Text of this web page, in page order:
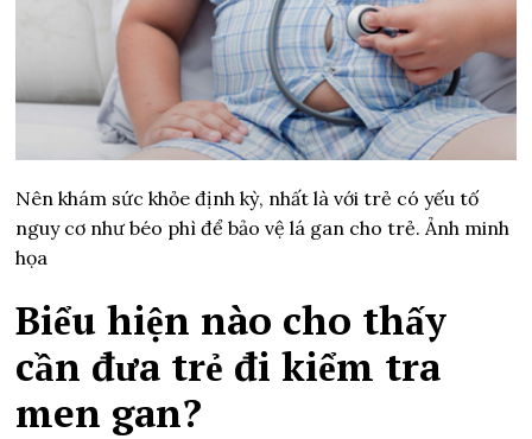
Nên khám sức khỏe định kỳ, nhất là với trẻ có yếu tố
nguy cơ như béo phì để bảo vệ lá gan cho trẻ. Ảnh minh
họa
Biểu hiện nào cho thấy
cần đưa trẻ đi kiểm tra
men gan?